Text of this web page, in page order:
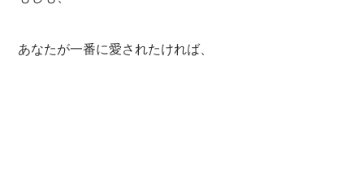
あなたが一番に愛されたければ、